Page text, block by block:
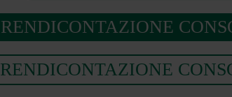
RENDICONTAZIONE
RENDICONTAZIONE